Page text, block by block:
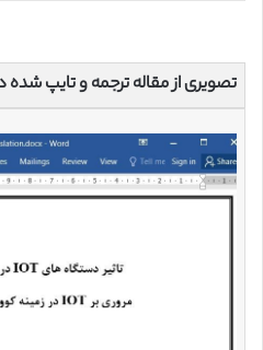
تصویری از مقاله ترجمه و تایپ شده